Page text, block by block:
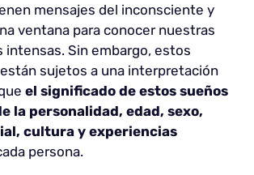
mensajes del inconsciente y
ventana para conocer nuestras
intensas. Sin embargo, estos
sujetos a una interpretación
el significado de estos sueños
la personalidad, edad, sexo,
cultura y experiencias
persona.